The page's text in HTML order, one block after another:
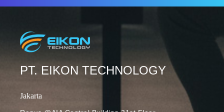
sekarang,
bertransisi ke
pembelajaran
fleksibel
PT. EIKON TECHNOLOGY
Jakarta